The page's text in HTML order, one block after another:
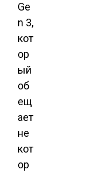
Ge
n 3,
кот
ор
ый
об
ещ
ает
не
кот
ор